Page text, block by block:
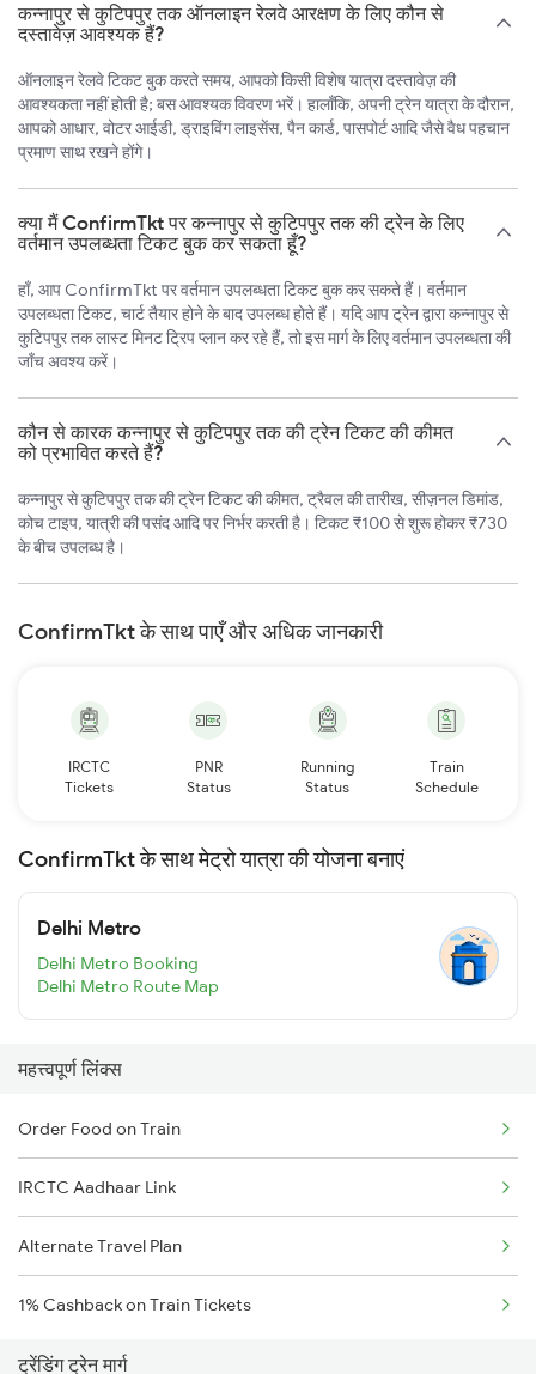
कन्नापुर से कुटिपपुर तक ऑनलाइन रेलवे आरक्षण के लिए कौन से
दस्तावेज़ आवश्यक हैं?
ऑनलाइन रेलवे टिकट बुक करते समय, आपको किसी विशेष यात्रा दस्तावेज़ की
आवश्यकता नहीं होती है; बस आवश्यक विवरण भरें। हालाँकि, अपनी ट्रेन यात्रा के दौरान,
आपको आधार, वोटर आईडी, ड्राइविंग लाइसेंस, पैन कार्ड, पासपोर्ट आदि जैसे वैध पहचान
प्रमाण साथ रखने होंगे।
क्या मैं ConfirmTkt पर कन्नापुर से कुटिपपुर तक की ट्रेन के लिए
वर्तमान उपलब्धता टिकट बुक कर सकता हूँ?
हाँ, आप ConfirmTkt पर वर्तमान उपलब्धता टिकट बुक कर सकते हैं। वर्तमान
उपलब्धता टिकट, चार्ट तैयार होने के बाद उपलब्ध होते हैं। यदि आप ट्रेन द्वारा कन्नापुर से
कुटिपपुर तक लास्ट मिनट ट्रिप प्लान कर रहे हैं, तो इस मार्ग के लिए वर्तमान उपलब्धता की
जाँच अवश्य करें।
कौन से कारक कन्नापुर से कुटिपपुर तक की ट्रेन टिकट की कीमत
को प्रभावित करते हैं?
कन्नापुर से कुटिपपुर तक की ट्रेन टिकट की कीमत, ट्रैवल की तारीख, सीज़नल डिमांड,
कोच टाइप, यात्री की पसंद आदि पर निर्भर करती है। टिकट ₹100 से शुरू होकर ₹730
के बीच उपलब्ध है।
ConfirmTkt के साथ पाएँ और अधिक जानकारी
IRCTC
Tickets
PNR
Status
Running
Status
Train
Schedule
ConfirmTkt के साथ मेट्रो यात्रा की योजना बनाएं
Delhi Metro
Delhi Metro Booking
Delhi Metro Route Map
महत्त्वपूर्ण लिंक्स
Order Food on Train
IRCTC Aadhaar Link
Alternate Travel Plan
1% Cashback on Train Tickets
ट्रेंडिंग ट्रेन मार्ग